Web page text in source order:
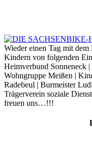
Wieder einen Tag mit
Kindern von folgenden
Heimverbund Sonneneck
Wohngruppe Meißen |
Radebeul | Burmeister
Trägerverein soziale
freuen uns…!!!